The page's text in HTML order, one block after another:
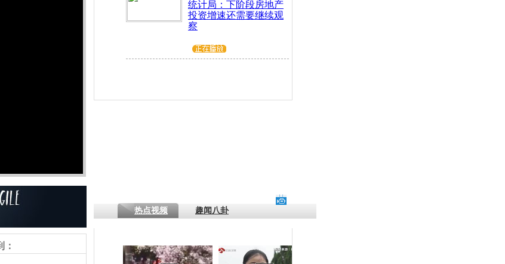
统计局：下阶段房地产
投资增速还需要继续观
察
：
热点视频 趣闻八卦